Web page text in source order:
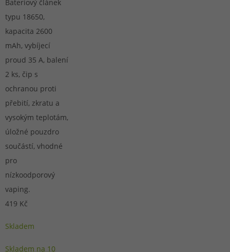
Bateriový článek
typu 18650,
kapacita 2600
mAh, vybíjecí
proud 35 A, balení
2 ks, čip s
ochranou proti
přebití, zkratu a
vysokým teplotám,
úložné pouzdro
součástí, vhodné
pro
nízkoodporový
vaping.
419 Kč
Skladem
Skladem na 10